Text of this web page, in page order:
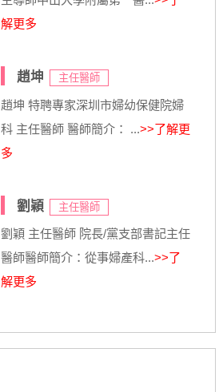
解更多
趙坤 主任醫師
趙坤 特聘專家深圳市婦幼保健院婦
科 主任醫師 醫師簡介： ...>>了解更
多
劉穎 主任醫師
劉穎 主任醫師 院長/黨支部書記主任
醫師醫師簡介：從事婦產科...>>了
解更多